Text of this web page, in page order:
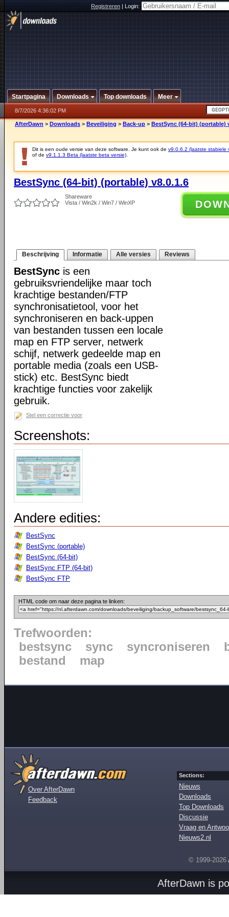
Registreren|Login:
Startpagina Downloads Top downloads Meer
8/7/2026 4:36:02 PM
AfterDawn > Downloads > Beveiliging > Back-up > BestSync (64-bit) (portable)
Dit is een oude versie van deze software. Je kunt ook de v9.0.6.2 (laatste stabiele
of de v9.1.1.3 Beta (laatste beta versie)
BestSync (64-bit) (portable) v8.0.1.6
Shareware
Vista / Win2k / Win7 / WinXP
Beschrijving Informatie Alle versies Reviews
BestSync is een
gebruiksvriendelijke maar toch
krachtige bestanden/FTP
synchronisatietool, voor het
synchroniseren en back-uppen
van bestanden tussen een locale
map en FTP server, netwerk
schijf, netwerk gedeelde map en
portable media (zoals een USB-
stick) etc. BestSync biedt
krachtige functies voor zakelijk
gebruik.
Stel een correctie voor
Screenshots:
Andere edities:
BestSync
BestSync (portable)
BestSync (64-bit)
BestSync FTP (64-bit)
BestSync FTP
HTML code om naar deze pagina te linken:
Trefwoorden:
bestsync
sync syncroniseren
bestand
map
Over AfterDawn
Feedback
Sections:
Nieuws
Downloads
Top Downloads
Discussie
Vraag en
Nieuws2.nl
© 1999-2026
AfterDawn is